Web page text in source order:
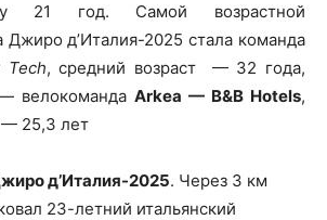
21 год. Самой возрастной
Джиро д’Италия-2025 стала команда
, средний возраст — 32 года,
велокоманда Arkea — B&B Hotels,
— 25,3 лет
д’Италия-2025. Через 3 км
23-летний итальянский